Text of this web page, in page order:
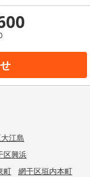
江島
区興浜
町
網干区垣内本町